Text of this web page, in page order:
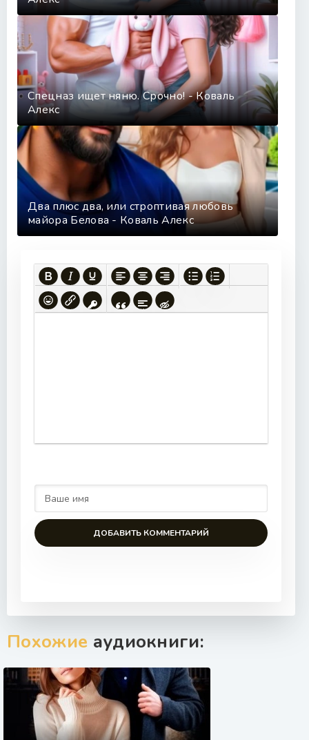
Спецназ ищет няню. Срочно! - Коваль
Алекс
Два плюс два, или строптивая любовь
майора Белова - Коваль Алекс
ДОБАВИТЬ КОММЕНТАРИЙ
Похожие аудиокниги: